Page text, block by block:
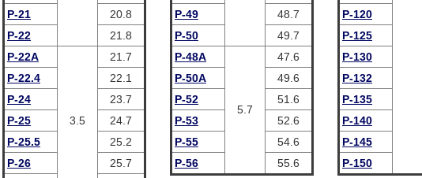
P-21
20.8
P-22
21.8
P-22A
3.5
21.7
P-22.4
22.1
P-24
23.7
P-25
24.7
P-25.5
25.2
P-26
25.7
P-49
48.7
P-50
49.7
P-48A
5.7
47.6
P-50A
49.6
P-52
51.6
P-53
52.6
P-55
54.6
P-56
55.6
P-120
P-125
P-130
P-132
P-135
P-140
P-145
P-150